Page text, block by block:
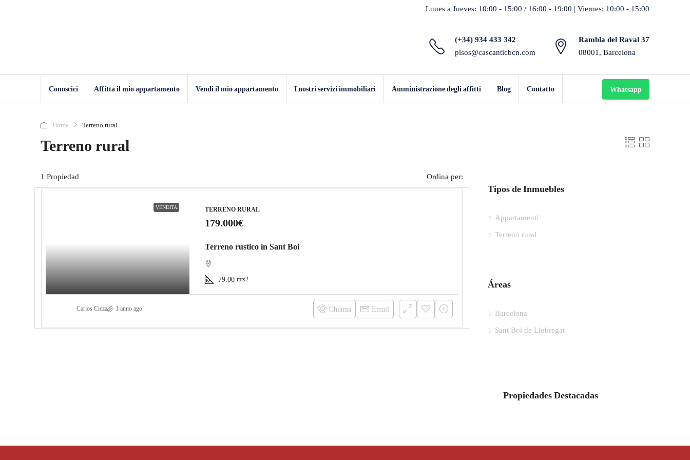
Lunes a Jueves: 10:00 - 15:00 / 16:00 - 19:00 | Viernes: 10:00 - 15:00
(+34) 934 433 342
pisos@cascanticbcn.com
Rambla del Raval 37
08001, Barcelona
Conoscici Affitta il mio appartamento Vendi il mio appartamento I nostri servizi immobiliari Amministrazione degli affitti Blog Contatto Whatsapp
Home Terreno rural
Terreno rural
1 Propiedad Ordina per:
VENDITA TERRENO RURAL
179.000€
Terreno rustico in Sant Boi
79.00 mts2
Carlos Cieza 1 anno ago Chiama Email
Tipos de Inmuebles
Appartamenti
Terreno rural
Áreas
Barcelona
Sant Boi de Llobregat
Propiedades Destacadas